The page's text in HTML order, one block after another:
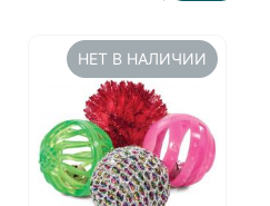
НЕТ В НАЛИЧИИ